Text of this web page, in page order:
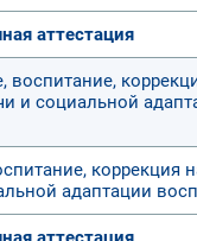
аттестация
воспитание,
и социальной
коррекция
адаптации